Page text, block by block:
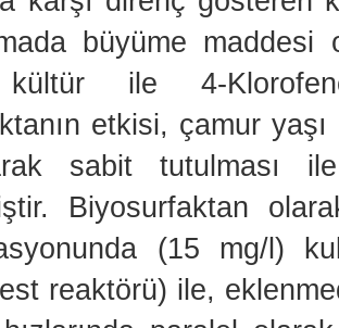
büyüme
kültür ile 4-
etkisi, çamur
sabit tutulması
Biyosurfaktan
(15 mg/l)
reaktörü) ile,